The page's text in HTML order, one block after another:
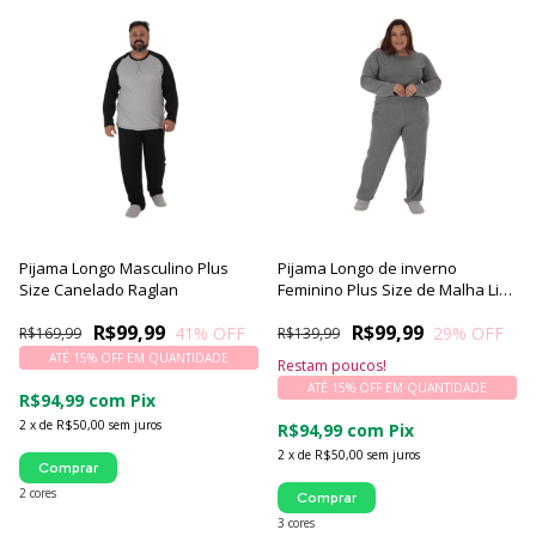
Pijama Longo Masculino Plus
Size Canelado Raglan
R$99,99
R$169,99 41 % OFF
2 x de R$50,00 sem juros
ATÉ 15% OFF EM QUANTIDADE
R$94,99 com Pix
2 cores
Comprar
Pijama Longo de inverno
Feminino Plus Size de Malha Lisa
R$99,99
R$139,99 29% OFF
2 x de R$50,00 sem juros
ATÉ 15% OFF EM QUANTIDADE
R$94,99 com Pix
Restam poucos!
3 cores
Comprar